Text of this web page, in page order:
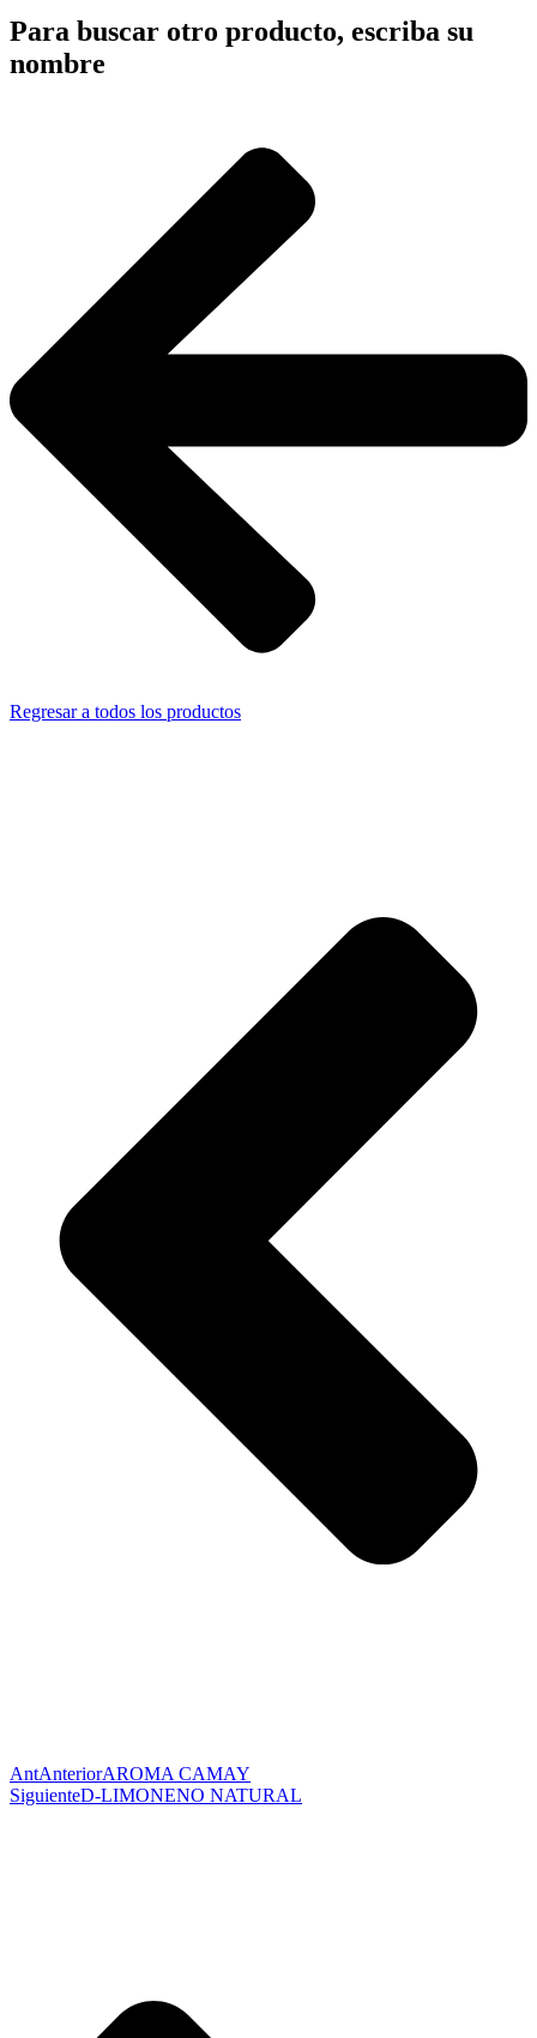
Para buscar otro producto, escriba su
nombre
Regresar a todos los productos
AntAnteriorAROMA CAMAY
SiguienteD-LIMONENO NATURAL